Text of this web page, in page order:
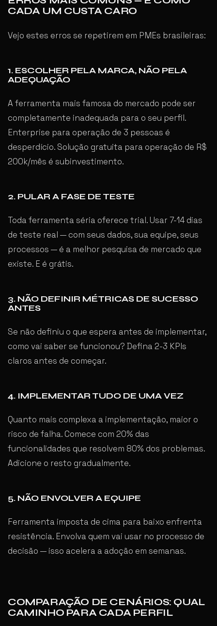
CADA UM CUSTA CARO
Vejo estes erros se repetirem em PMEs brasileiras:
1. ESCOLHER PELA MARCA, NÃO PELA
ADEQUAÇÃO
A ferramenta mais famosa do mercado pode ser
completamente inadequada para o seu perfil.
Enterprise para operação de 3 pessoas é
desperdício. Solução gratuita para operação de R$
200k/mês é subinvestimento.
2. PULAR A FASE DE TESTE
Toda ferramenta séria oferece trial. Usar 7-14 dias
de teste real — com seus dados, sua equipe, seus
processos — é a melhor pesquisa de mercado que
existe. E é grátis.
3. NÃO DEFINIR MÉTRICAS DE SUCESSO
ANTES
Se não definiu o que espera antes de implementar,
como vai saber se funcionou? Defina 2-3 KPIs
claros antes de começar.
4. IMPLEMENTAR TUDO DE UMA VEZ
Quanto mais complexa a implementação, maior o
risco de falha. Comece com 20% das
funcionalidades que resolvem 80% dos problemas.
Adicione o resto gradualmente.
5. NÃO ENVOLVER A EQUIPE
Ferramenta imposta de cima para baixo enfrenta
resistência. Envolva quem vai usar no processo de
decisão — isso acelera a adoção em semanas.
COMPARAÇÃO DE CENÁRIOS: QUAL
CAMINHO PARA CADA PERFIL